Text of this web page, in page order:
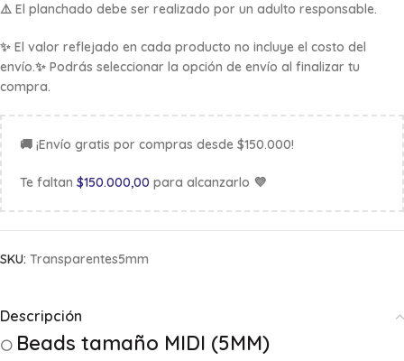
⚠️ El planchado debe ser realizado por un adulto responsable.
✨ El valor reflejado en cada producto no incluye el costo del
envío.✨ Podrás seleccionar la opción de envío al finalizar tu
compra.
🚚 ¡Envío gratis por compras desde $150.000!
Te faltan $150.000,00 para alcanzarlo 💜
SKU: Transparentes5mm
Descripción
⚪ Beads tamaño MIDI (5MM)